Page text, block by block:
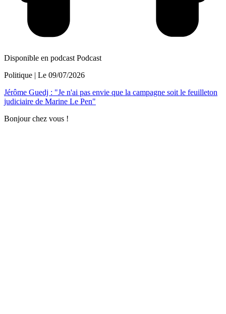
Disponible en podcast Podcast
Politique | Le 09/07/2026
Jérôme Guedj : "Je n'ai pas envie que la campagne soit le feuilleton
judiciaire de Marine Le Pen"
Bonjour chez vous !